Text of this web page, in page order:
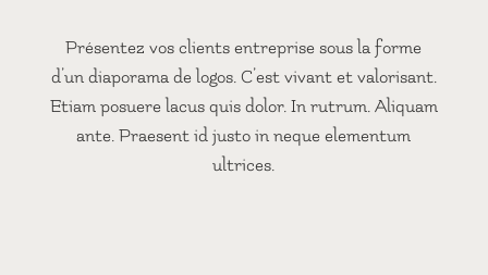
Présentez vos clients entreprise sous la forme
d’un diaporama de logos. C’est vivant et valorisant.
Etiam posuere lacus quis dolor. In rutrum. Aliquam
ante. Praesent id justo in neque elementum
ultrices.